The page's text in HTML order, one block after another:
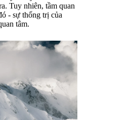
Tuy nhiên, tầm quan
- sự thống trị của
tâm.